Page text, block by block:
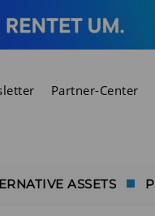
Partner-Center
ASSETS